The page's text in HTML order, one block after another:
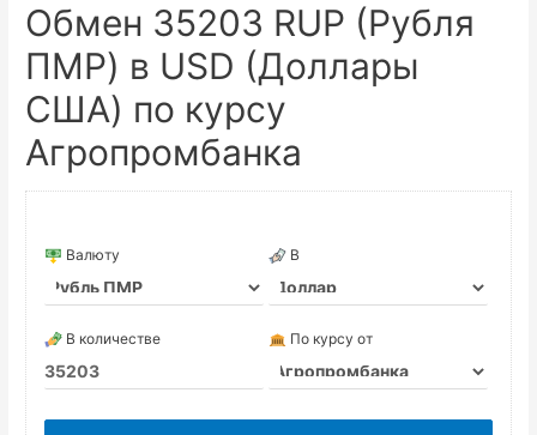
Обмен 35203 RUP (Рубля
ПМР) в USD (Доллары
США) по курсу
Агропромбанка
Валюту В
В количестве По курсу от